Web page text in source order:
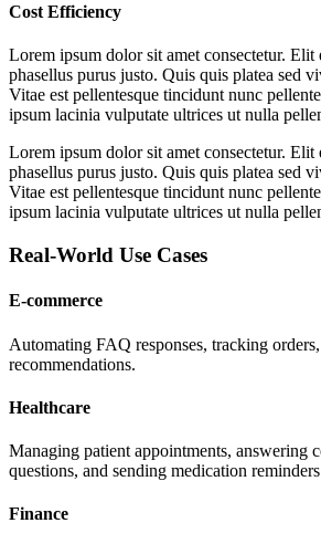
Cost Efficiency
Lorem ipsum dolor sit amet consectetur. Elit
phasellus purus justo. Quis quis platea sed
Vitae est pellentesque tincidunt nunc
ipsum lacinia vulputate ultrices ut nulla
Lorem ipsum dolor sit amet consectetur. Elit
phasellus purus justo. Quis quis platea sed
Vitae est pellentesque tincidunt nunc
ipsum lacinia vulputate ultrices ut nulla
Real-World Use Cases
E-commerce
Automating FAQ responses, tracking
recommendations.
Healthcare
Managing patient appointments, answering
questions, and sending medication
Finance